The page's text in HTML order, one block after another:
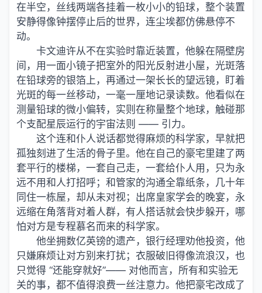
在半空，丝线两端各挂着一枚小小的铅球，整个装置
安静得像钟摆停止后的世界，连尘埃都仿佛悬停不
动。
卡文迪许从不在实验时靠近装置，他躲在隔壁房
间，用一面小镜子把室外的阳光反射进小屋，光斑落
在铅球旁的银箔上，再通过一架长长的望远镜，盯着
光斑的每一丝移动，一毫一厘地记录读数。他看似在
测量铅球的微小偏转，实则在称量整个地球，触碰那
个支配星辰运行的宇宙法则 —— 引力。
这个连和仆人说话都觉得麻烦的科学家，早就把
孤独刻进了生活的骨子里。他在自己的豪宅里建了两
套平行的楼梯，一套自己走，一套给仆人用，只为永
远不用和人打招呼；和管家的沟通全靠纸条，几十年
同住一栋屋，却从未对视；出席皇家学会的晚宴，永
远缩在角落背对着人群，有人搭话就会快步躲开，哪
怕对方是专程慕名而来的科学家。
他坐拥数亿英镑的遗产，银行经理劝他投资，他
只嫌麻烦让对方别来打扰；衣服破旧得像流浪汉，也
只觉得 “还能穿就好”—— 对他而言，所有和实验无
关的事，都不值得浪费一丝注意力。他把豪宅改成了